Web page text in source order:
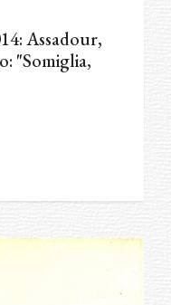
Assadour,
"Somiglia,